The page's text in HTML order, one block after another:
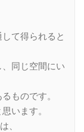
て得られると
同じ空間にい
ものです。
います。
、